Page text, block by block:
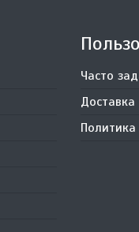
Часто
Доставка